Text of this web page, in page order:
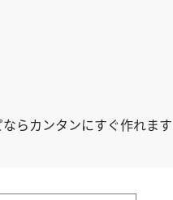
らカンタンにすぐ作れま